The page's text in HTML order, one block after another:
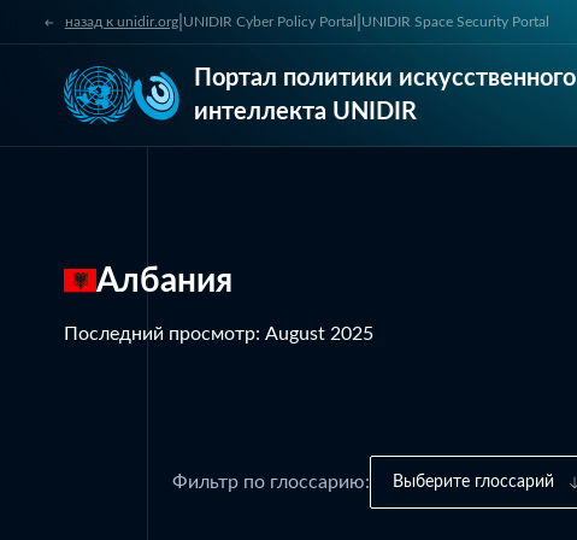
назад к unidir.org| UNIDIR Cyber Policy Portal UNIDIR Space Security Portal
Портал политики искусственного
интеллекта UNIDIR
Албания
Последний просмотр: August 2025
Фильтр по глоссарию: Выберите глоссарий